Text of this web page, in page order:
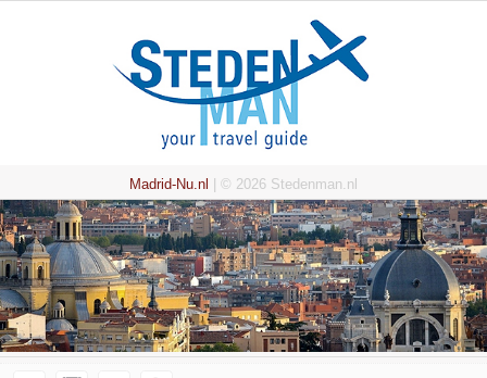
Madrid-Nu.nl | © 2026 Stedenman.nl